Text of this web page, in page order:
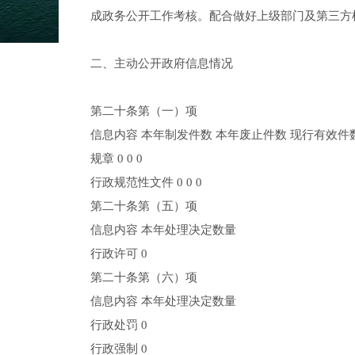
成政务公开工作考核。配合做好上级部门及第三
二、主动公开政府信息情况
第二十条第（一）项
信息内容 本年制发件数 本年废止件数 现行有效件
规章 0 0 0
行政规范性文件 0 0 0
第二十条第（五）项
信息内容 本年处理决定数量
行政许可 0
第二十条第（六）项
信息内容 本年处理决定数量
行政处罚 0
行政强制 0